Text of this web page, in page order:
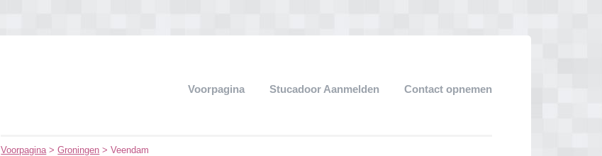
Voorpagina Stucadoor Aanmelden Contact opnemen
Voorpagina>Groningen > Veendam